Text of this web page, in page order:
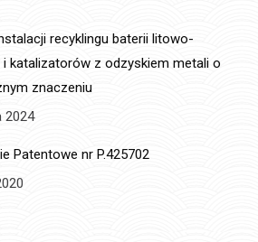
recyklingu baterii litowo-
katalizatorów z odzyskiem metali o
znaczeniu
2024
Patentowe nr P.425702